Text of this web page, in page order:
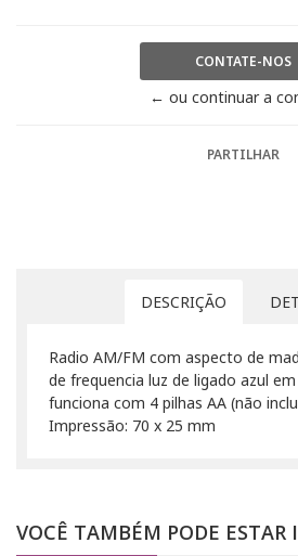
CONTATE-NOS
← ou continuar a
PARTILHAR
DESCRIÇÃO
Radio AM/FM com aspecto de
de frequencia luz de ligado azul
funciona com 4 pilhas AA (não
Impressão: 70 x 25 mm
VOCÊ TAMBÉM PODE ESTAR